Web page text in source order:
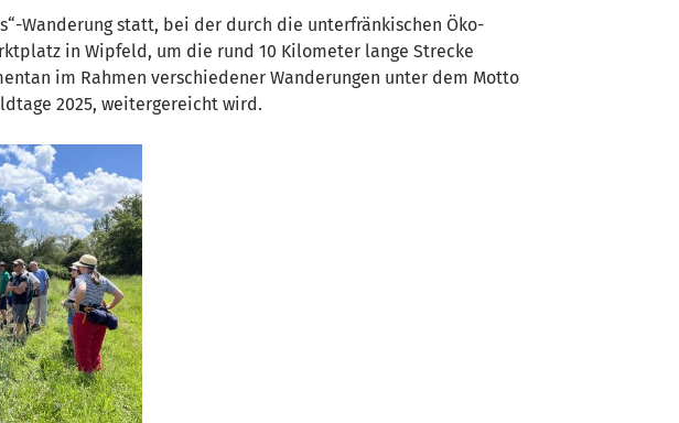
Wanderung statt, bei der durch die unterfränkischen Öko-
in Wipfeld, um die rund 10 Kilometer lange Strecke
im Rahmen verschiedener Wanderungen unter dem Motto
2025, weitergereicht wird.